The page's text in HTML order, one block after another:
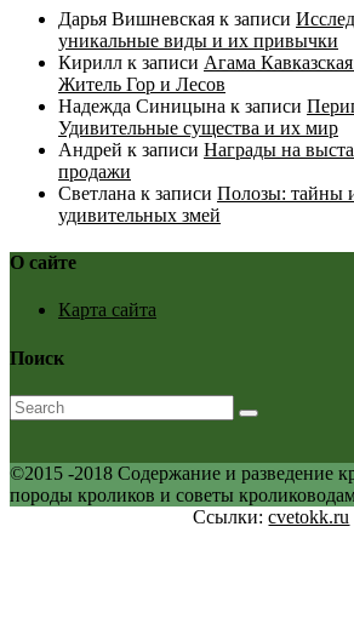
Дарья Вишневская к записи
уникальные виды и их привычки
Кирилл к записи Агама
Житель Гор и Лесов
Надежда Синицына к записи
Удивительные существа и их мир
Андрей к записи Награды на
продажи
Светлана к записи Полозы: тайны
удивительных змей
О сайте
Карта сайта
Поиск
©2015 -2018 Содержание и разведение
породы кроликов и советы
Ссылки:cvetokk.ru